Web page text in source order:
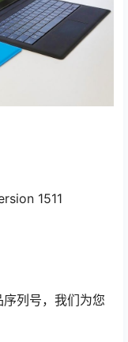
1511
列号，我们为您